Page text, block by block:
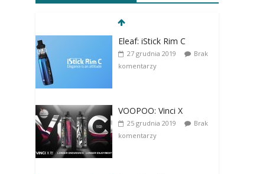
Eleaf: iStick Rim C
27 grudnia 2019
Brak
komentarzy
VOOPOO: Vinci X
25 grudnia 2019
Brak
komentarzy